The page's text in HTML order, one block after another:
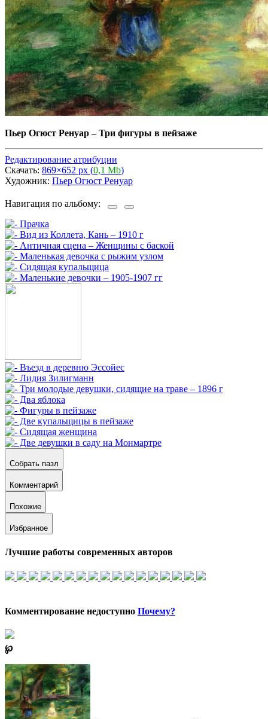
Пьер Огюст Ренуар–Три фигуры в пейзаже
Редактирование атрибуции
Скачать: 869×652 px (0,1 Mb)
Художник: Пьер Огюст Ренуар
Навигация по альбому:
Собрать пазл
Комментарий
Похожие
Избранное
Лучшие работы современных авторов
Комментирование недоступно Почему?
℘